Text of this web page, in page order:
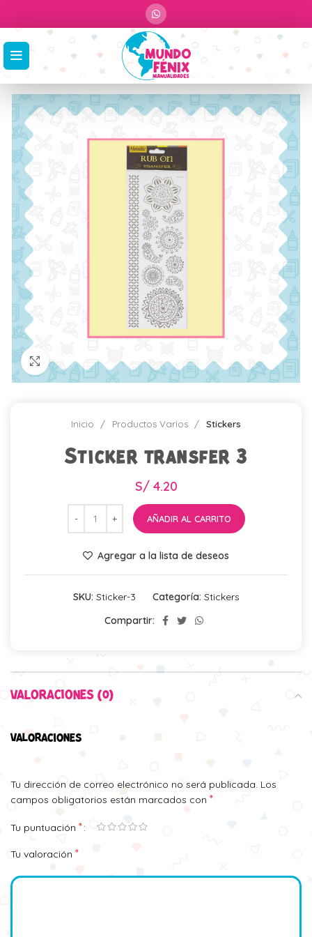
Click para agrandar
Inicio Productos Varios Stickers
Sticker transfer 3
S/4.20
AÑADIR AL CARRITO
Agregar a la lista de deseos
SKU: Sticker-3 Categoría: Stickers
Compartir:
VALORACIONES (0)
VALORACIONES
Tu dirección de correo electrónico no será publicada. Los
campos obligatorios están marcados con *
Tu puntuación *
Tu valoración *